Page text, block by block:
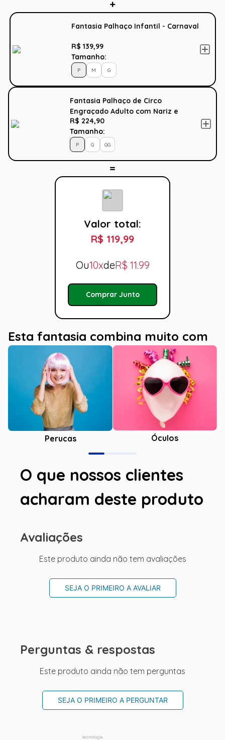
Fantasia Palhaço Infantil - Carnaval
R$ 139,99
Tamanho:
P M G
Fantasia Palhaço de Circo
Engraçado Adulto com Nariz e
Peruca
R$ 224,90
Tamanho:
P G GG
Valor total:
R$ 119,99
Ou10xdeR$ 11.99
Comprar Junto
Esta fantasia combina muito com
Perucas Óculos
O que nossos clientes
acharam deste produto
Avaliações
Este produto ainda não tem avaliações
SEJA O PRIMEIRO A AVALIAR
Perguntas & respostas
Este produto ainda não tem perguntas
SEJA O PRIMEIRO A PERGUNTAR